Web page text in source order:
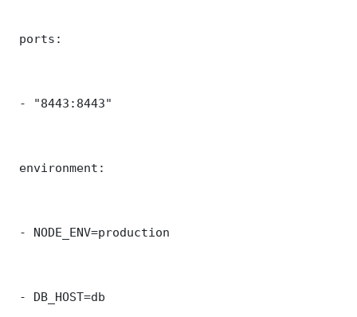
ports:
- "8443:8443"
environment:
- NODE_ENV=production
- DB_HOST=db